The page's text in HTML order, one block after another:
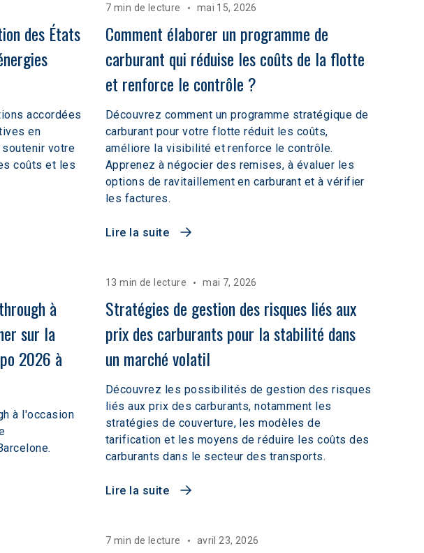
des États
accordées
en
soutenir votre
coûts et les
7 min de lecture mai 15, 2026
Comment élaborer un programme de
carburant qui réduise les coûts de la flotte
et renforce le contrôle ?
Découvrez comment un programme stratégique de
carburant pour votre flotte réduit les coûts,
améliore la visibilité et renforce le contrôle.
Apprenez à négocier des remises, à évaluer les
options de ravitaillement en carburant et à vérifier
les factures.
Lire la suite
à
sur la
2026 à
à l'occasion
13 min de lecture mai 7, 2026
Stratégies de gestion des risques liés aux
prix des carburants pour la stabilité dans
un marché volatil
Découvrez les possibilités de gestion des risques
liés aux prix des carburants, notamment les
stratégies de couverture, les modèles de
tarification et les moyens de réduire les coûts des
carburants dans le secteur des transports.
Lire la suite
7 min de lecture avril 23, 2026